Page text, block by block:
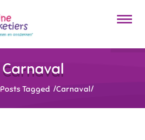
Carnaval
Posts Tagged /Carnaval/